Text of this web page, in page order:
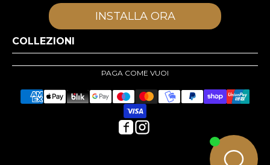
INSTALLA ORA
COLLEZIONI
PAGA COME VUOI